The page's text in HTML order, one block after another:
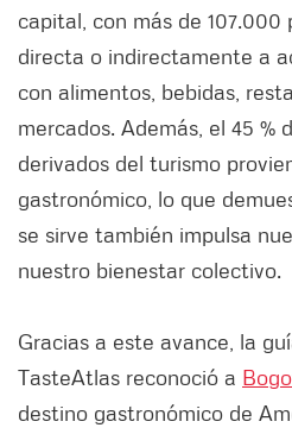
capital, con más de 107.000
directa o indirectamente a
con alimentos, bebidas,
mercados. Además, el 45 %
derivados del turismo
gastronómico, lo que
se sirve también impulsa
nuestro bienestar colectivo.
Gracias a este avance, la
TasteAtlas reconoció a
destino gastronómico de